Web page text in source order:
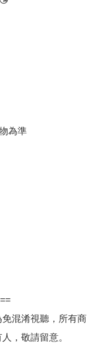
為準
混淆視聽，所有商